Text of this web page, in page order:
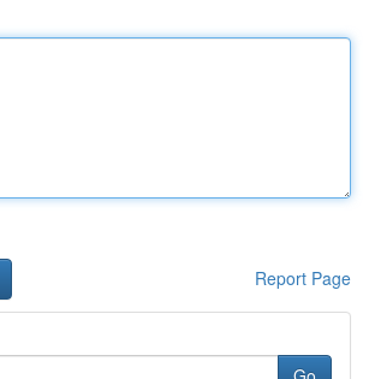
Report Page